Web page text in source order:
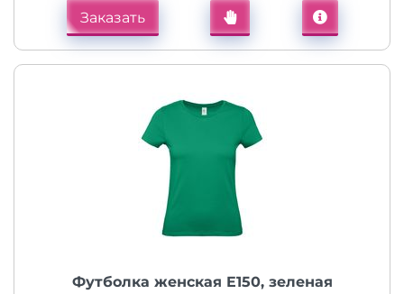
Заказать
Футболка женская E150, зеленая